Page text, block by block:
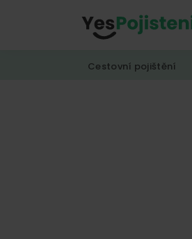
srovnávač
Cestovní pojištění